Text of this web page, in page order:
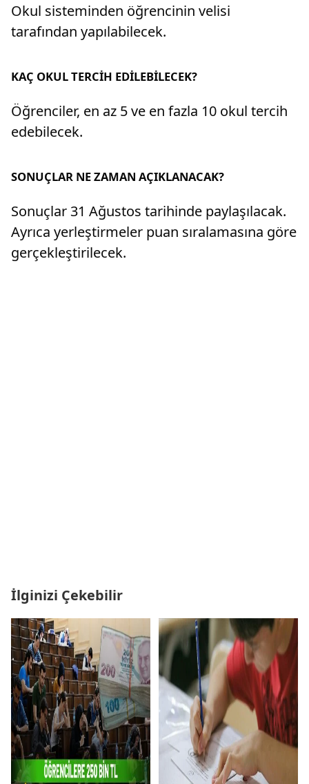
Okul sisteminden öğrencinin velisi
tarafından yapılabilecek.
KAÇ OKUL TERCİH EDİLEBİLECEK?
Öğrenciler, en az 5 ve en fazla 10 okul tercih
edebilecek.
SONUÇLAR NE ZAMAN AÇIKLANACAK?
Sonuçlar 31 Ağustos tarihinde paylaşılacak.
Ayrıca yerleştirmeler puan sıralamasına göre
gerçekleştirilecek.
İlginizi Çekebilir